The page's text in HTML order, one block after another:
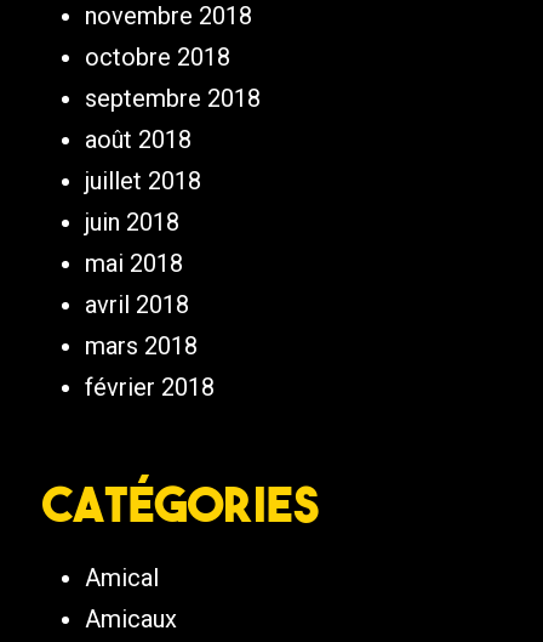
novembre 2018
octobre 2018
septembre 2018
août 2018
juillet 2018
juin 2018
mai 2018
avril 2018
mars 2018
février 2018
Catégories
Amical
Amicaux